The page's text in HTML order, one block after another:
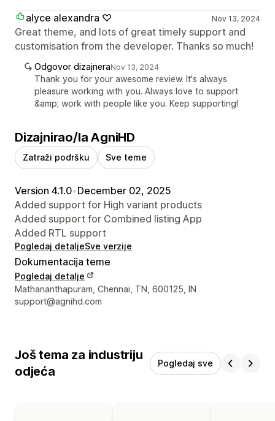
alyce alexandra ♡
Nov 13, 2024
Great theme, and lots of great timely support and
customisation from the developer. Thanks so much!
Odgovor dizajneraNov 13, 2024
Thank you for your awesome review. It's always
pleasure working with you. Always love to support
&amp; work with people like you. Keep supporting!
Dizajnirao/la AgniHD
Zatraži podršku Sve teme
Version 4.1.0•December 02, 2025
Added support for High variant products
Added support for Combined listing App
Added RTL support
Pogledaj detaljeSve verzije
Dokumentacija teme
Pogledaj detalje
Podaci za kontakt dizajnera
Mathananthapuram, Chennai, TN, 600125, IN
support@agnihd.com
Još tema za industriju
odjeća
Pogledaj sve